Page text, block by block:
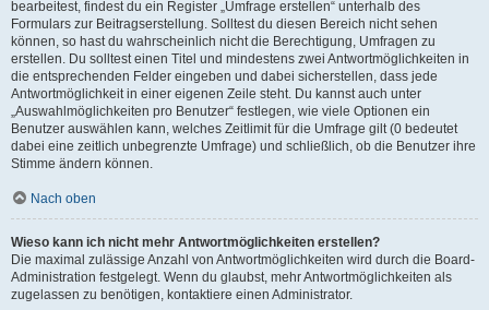
bearbeitest, findest du ein Register „Umfrage erstellen“ unterhalb des
Formulars zur Beitragserstellung. Solltest du diesen Bereich nicht sehen
können, so hast du wahrscheinlich nicht die Berechtigung, Umfragen zu
erstellen. Du solltest einen Titel und mindestens zwei Antwortmöglichkeiten in
die entsprechenden Felder eingeben und dabei sicherstellen, dass jede
Antwortmöglichkeit in einer eigenen Zeile steht. Du kannst auch unter
„Auswahlmöglichkeiten pro Benutzer“ festlegen, wie viele Optionen ein
Benutzer auswählen kann, welches Zeitlimit für die Umfrage gilt (0 bedeutet
dabei eine zeitlich unbegrenzte Umfrage) und schließlich, ob die Benutzer ihre
Stimme ändern können.
Nach oben
Wieso kann ich nicht mehr Antwortmöglichkeiten erstellen?
Die maximal zulässige Anzahl von Antwortmöglichkeiten wird durch die Board-
Administration festgelegt. Wenn du glaubst, mehr Antwortmöglichkeiten als
zugelassen zu benötigen, kontaktiere einen Administrator.